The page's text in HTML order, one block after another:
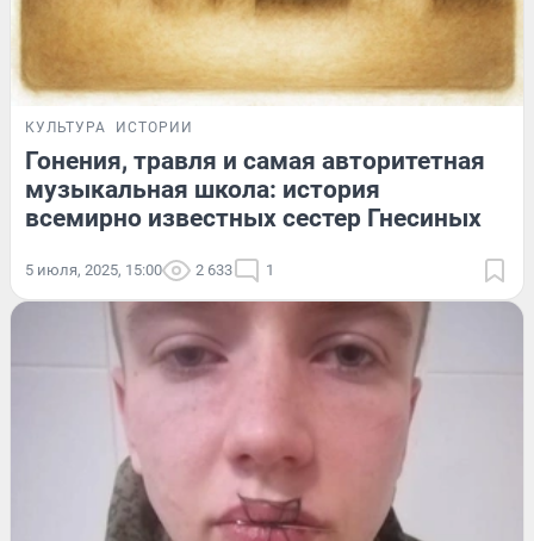
КУЛЬТУРА ИСТОРИИ
Гонения, травля и самая авторитетная
музыкальная школа: история
всемирно известных сестер Гнесиных
5 июля, 2025, 15:00 2 633 1